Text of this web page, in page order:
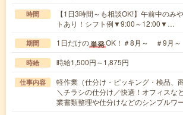
時間
【1日3時間～も相談OK!】午前中のみ
トあり！シフト例▼9:00～12:00▼…
期間 1日だけの単発OK！＃8月～ ＃9月～
時給 時給1,500円～1,875円
仕事内容
軽作業（仕分け・ピッキング・検品、
＼チラシの仕分け／快適！オフィスな
業書類整理や仕分けなどのシンプルワ